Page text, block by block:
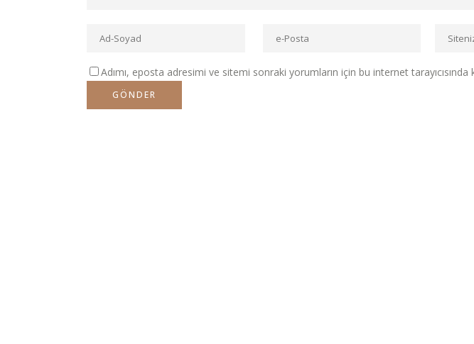
Adımı, eposta adresimi ve sitemi sonraki yorumların için bu internet tarayıcısında